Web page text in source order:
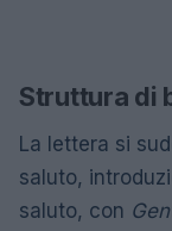
Struttura di
La lettera si
saluto,
saluto, con